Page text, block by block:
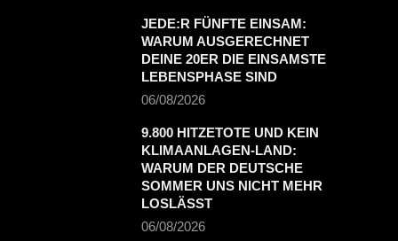
JEDE:R FÜNFTE EINSAM:
WARUM AUSGERECHNET
DEINE 20ER DIE EINSAMSTE
LEBENSPHASE SIND
06/08/2026
9.800 HITZETOTE UND KEIN
KLIMAANLAGEN-LAND:
WARUM DER DEUTSCHE
SOMMER UNS NICHT MEHR
LOSLÄSST
06/08/2026